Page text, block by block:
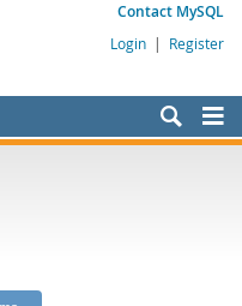
Contact MySQL
Login | Register